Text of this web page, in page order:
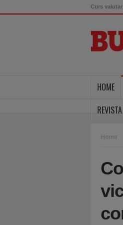
Curs valutar
HOME
Home